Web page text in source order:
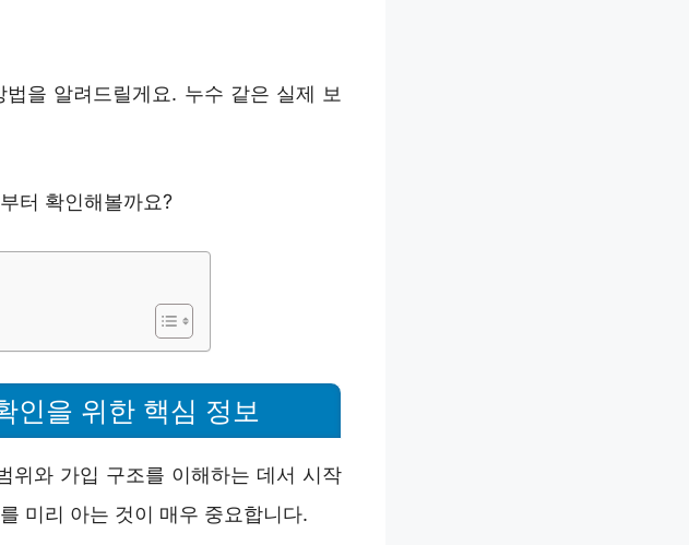
을 알려드릴게요. 누수 같은 실제 보
터 확인해볼까요?
인을 위한 핵심 정보
위와 가입 구조를 이해하는 데서 시작
미리 아는 것이 매우 중요합니다.